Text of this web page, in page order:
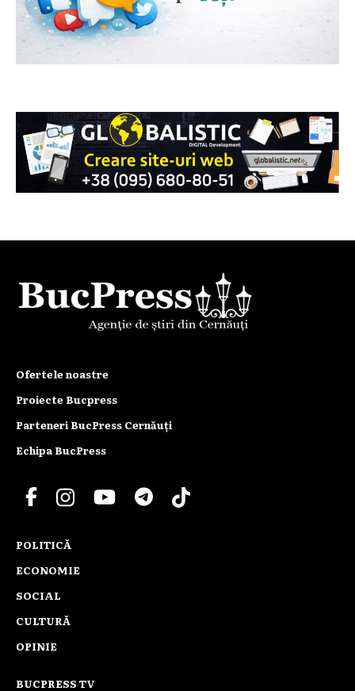
Ofertele noastre
Proiecte Bucpress
Parteneri BucPress Cernăuți
Echipa BucPress
POLITICĂ
ECONOMIE
SOCIAL
CULTURĂ
OPINIE
BUCPRESS TV